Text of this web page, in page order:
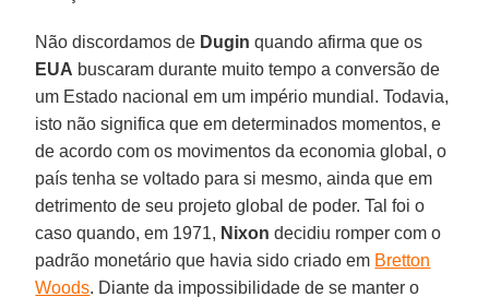
Não discordamos de Dugin quando afirma que os
EUA buscaram durante muito tempo a conversão de
um Estado nacional em um império mundial. Todavia,
isto não significa que em determinados momentos, e
de acordo com os movimentos da economia global, o
país tenha se voltado para si mesmo, ainda que em
detrimento de seu projeto global de poder. Tal foi o
caso quando, em 1971, Nixon decidiu romper com o
padrão monetário que havia sido criado em Bretton
Woods. Diante da impossibilidade de se manter o